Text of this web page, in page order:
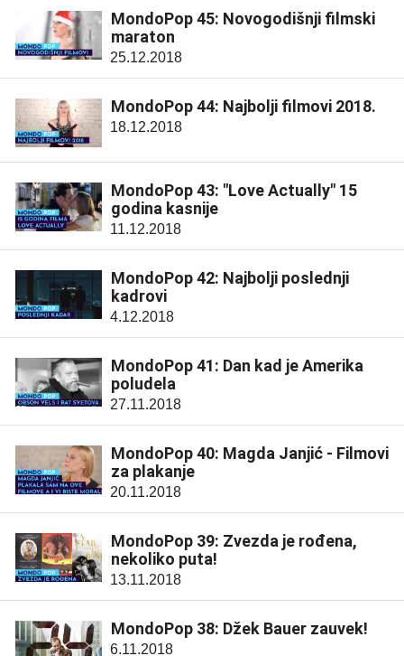
MondoPop 45: Novogodišnji filmski
maraton
25.12.2018
MondoPop 44: Najbolji filmovi 2018.
18.12.2018
MondoPop 43: "Love Actually" 15
godina kasnije
11.12.2018
MondoPop 42: Najbolji poslednji
kadrovi
4.12.2018
MondoPop 41: Dan kad je Amerika
poludela
27.11.2018
MondoPop 40: Magda Janjić - Filmovi
za plakanje
20.11.2018
MondoPop 39: Zvezda je rođena,
nekoliko puta!
13.11.2018
MondoPop 38: Džek Bauer zauvek!
6.11.2018